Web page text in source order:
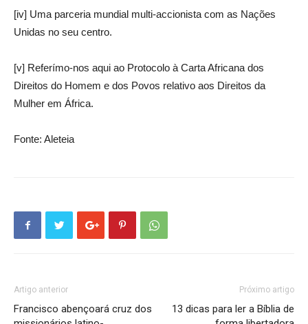
[iv] Uma parceria mundial multi-accionista com as Nações
Unidas no seu centro.
[v] Referímo-nos aqui ao Protocolo à Carta Africana dos
Direitos do Homem e dos Povos relativo aos Direitos da
Mulher em África.
Fonte: Aleteia
Artigo anterior
Francisco abençoará cruz dos
Próximo artigo
13 dicas para ler a Bíblia de